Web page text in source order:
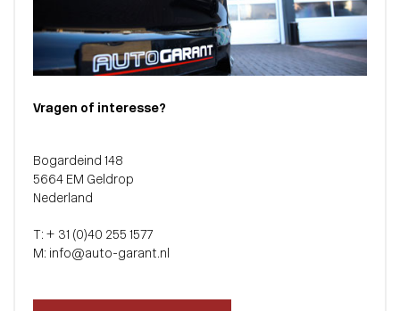
Vragen of interesse?
Bogardeind 148
5664 EM Geldrop
Nederland
T: + 31 (0)40 255 1577
M: info@auto-garant.nl